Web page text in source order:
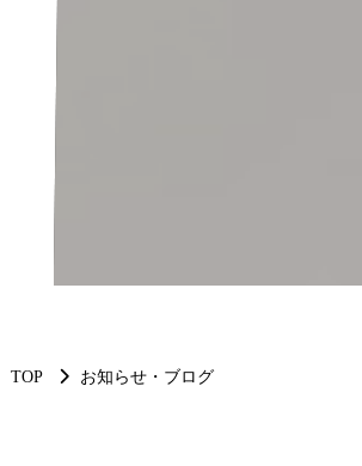
TOP お知らせ・ブログ